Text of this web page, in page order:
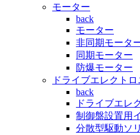
モーター
back
モーター
非同期モータ
同期モーター
防爆モーター
ドライブエレクトロ
back
ドライブエレ
制御盤設置用
分散型駆動ソ